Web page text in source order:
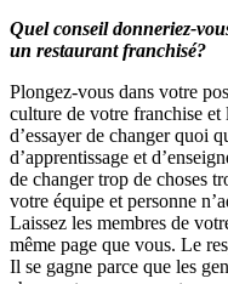
Quel conseil donneriez-
un restaurant franchisé?
Plongez-vous dans votre
culture de votre franchise et
d’essayer de changer quoi
d’apprentissage et
de changer trop de choses
votre équipe et personne
Laissez les membres de
même page que vous. Le
Il se gagne parce que les